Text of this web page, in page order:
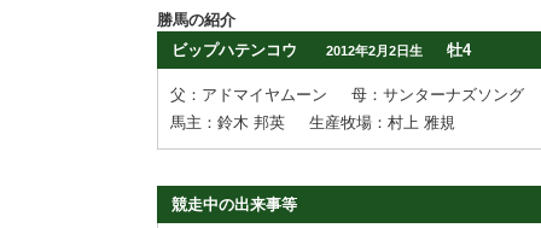
勝馬の紹介
ビップハテンコウ
2012年2月2日生 牡4
父：アドマイヤムーン
母：サンターナズソング
馬主：鈴木 邦英
生産牧場：村上 雅規
競走中の出来事等